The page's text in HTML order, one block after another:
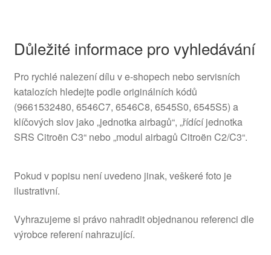
Důležité informace pro vyhledávání
Pro rychlé nalezení dílu v e-shopech nebo servisních
katalozích hledejte podle originálních kódů
(9661532480, 6546C7, 6546C8, 6545S0, 6545S5) a
klíčových slov jako „jednotka airbagů“, „řídící jednotka
SRS Citroën C3“ nebo „modul airbagů Citroën C2/C3“.
Pokud v popisu není uvedeno jinak, veškeré foto je
ilustrativní.
Vyhrazujeme si právo nahradit objednanou referenci dle
výrobce referení nahrazující.